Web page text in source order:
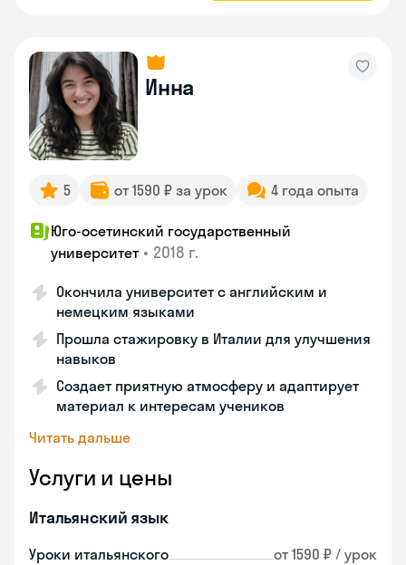
Инна
5 от 1590 ₽ за урок 4 года опыта
Юго-осетинский государственный
университет • 2018 г.
Окончила университет с английским и
немецким языками
Прошла стажировку в Италии для улучшения
навыков
Создает приятную атмосферу и адаптирует
материал к интересам учеников
Читать дальше
Услуги и цены
Итальянский язык
Уроки итальянского от 1590 ₽ / урок